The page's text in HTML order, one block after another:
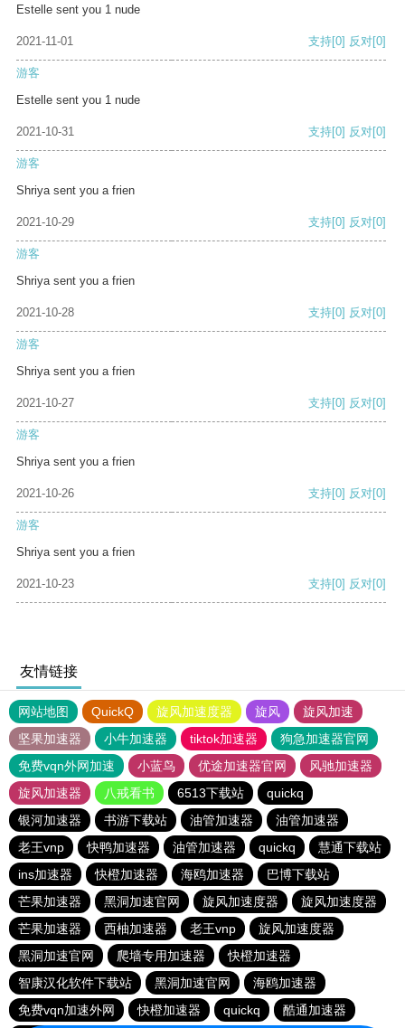
Estelle sent you 1 nude
2021-11-01 支持[0] 反对[0]
游客
Estelle sent you 1 nude
2021-10-31 支持[0] 反对[0]
游客
Shriya sent you a frien
2021-10-29 支持[0] 反对[0]
游客
Shriya sent you a frien
2021-10-28 支持[0] 反对[0]
游客
Shriya sent you a frien
2021-10-27 支持[0] 反对[0]
游客
Shriya sent you a frien
2021-10-26 支持[0] 反对[0]
游客
Shriya sent you a frien
2021-10-23 支持[0] 反对[0]
友情链接
网站地图 QuickQ 旋风加速度器 旋风
旋风加速
坚果加速器
小牛加速器 tiktok加速器
狗急加速器官网
免费vqn外网加速
小蓝鸟 优途加速器官网
风驰加速器
旋风加速器
八戒看书 6513下载站
quickq
银河加速器
书游下载站 油管加速器
油管加速器
老王vnp
快鸭加速器 油管加速器 quickq
慧通下载站
ins加速器
快橙加速器 海鸥加速器
巴博下载站
芒果加速器
黑洞加速官网 旋风加速度器
旋风加速度器
芒果加速器
西柚加速器 老王vnp
旋风加速度器
黑洞加速官网
爬墙专用加速器
快橙加速器
智康汉化软件下载站
黑洞加速官网
海鸥加速器
免费vqn加速外网
快橙加速器 quickq 酷通加速器